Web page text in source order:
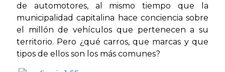
de automotores, al mismo tiempo que la
municipalidad capitalina hace conciencia sobre
el millón de vehículos que pertenecen a su
territorio. Pero ¿qué carros, que marcas y que
tipos de ellos son los más comunes?